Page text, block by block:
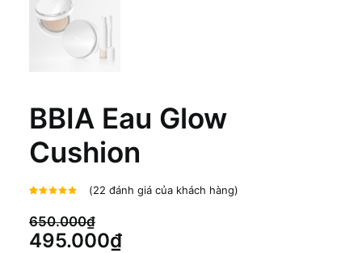
BBIA Eau Glow
Cushion
5 dựa
trên
đánh
giá
(22 đánh giá của khách hàng)
650.000₫
Giá
495.000₫Giá